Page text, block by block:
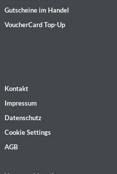
Gutscheine im Handel
VoucherCard Top-Up
Kontakt
Impressum
Datenschutz
Cookie Settings
AGB